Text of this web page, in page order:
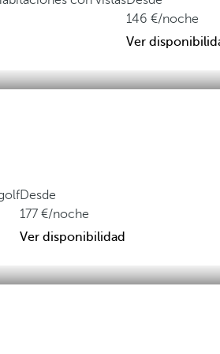
146
/noche
Ver
Desde
177
/noche
Ver disponibilidad